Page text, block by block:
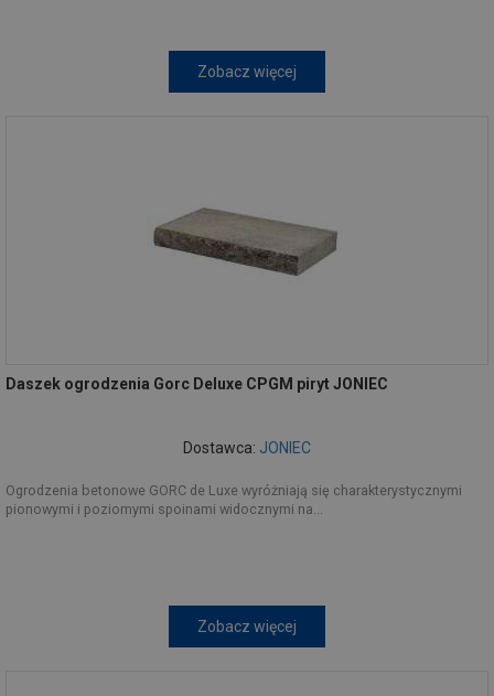
Zobacz więcej
Daszek ogrodzenia Gorc Deluxe CPGM piryt JONIEC
Dostawca: JONIEC
Ogrodzenia betonowe GORC de Luxe wyróżniają się charakterystycznymi
pionowymi i poziomymi spoinami widocznymi na...
Zobacz więcej